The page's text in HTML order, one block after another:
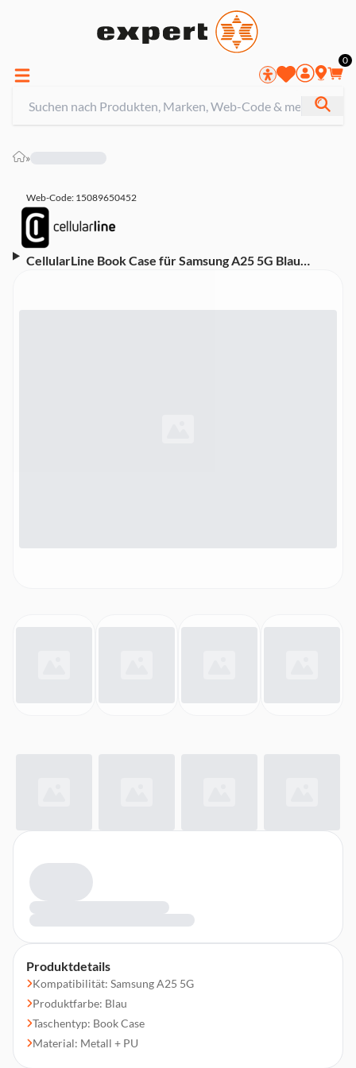
0
»
Web-Code: 15089650452
CellularLine Book Case für Samsung A25 5G Blau
Produktdetails
Kompatibilität: Samsung A25 5G
Produktfarbe: Blau
Taschentyp: Book Case
Material: Metall + PU